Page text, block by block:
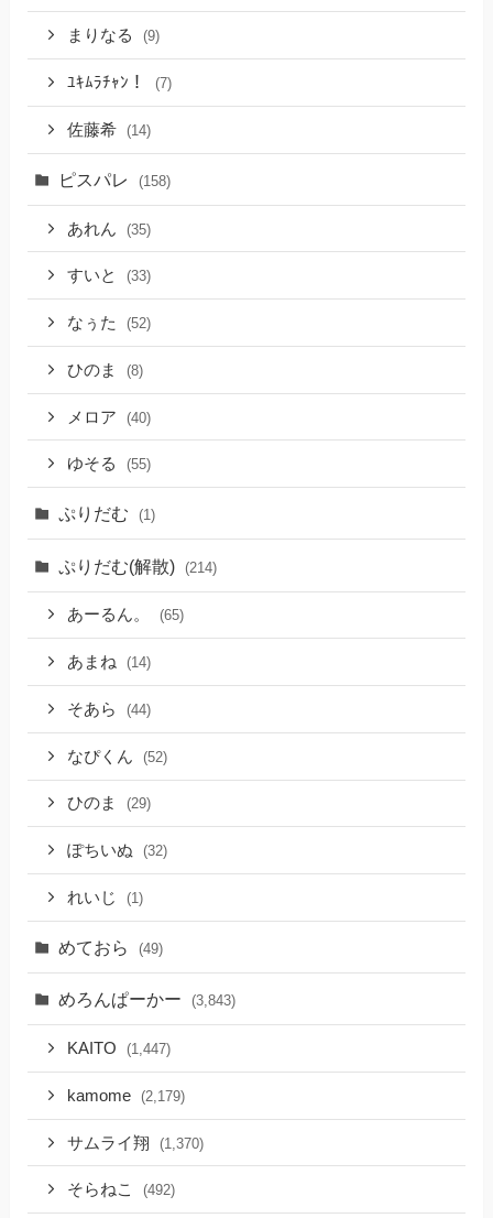
まりなる (9)
ﾕｷﾑﾗﾁｬﾝ！ (7)
佐藤希 (14)
ピスパレ (158)
あれん (35)
すいと (33)
なぅた (52)
ひのま (8)
メロア (40)
ゆそる (55)
ぷりだむ (1)
ぷりだむ(解散) (214)
あーるん。 (65)
あまね (14)
そあら (44)
なぴくん (52)
ひのま (29)
ぽちいぬ (32)
れいじ (1)
めておら (49)
めろんぱーかー (3,843)
KAITO (1,447)
kamome (2,179)
サムライ翔 (1,370)
そらねこ (492)